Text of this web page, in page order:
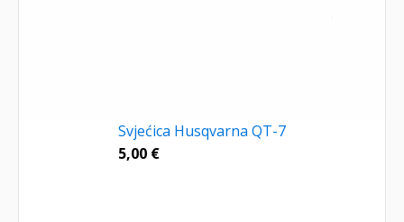
Svjećica Husqvarna QT-7
5,00 €